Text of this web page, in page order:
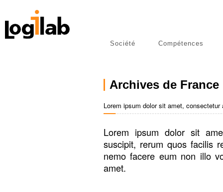
Société
Compétences
Archives de France
Lorem ipsum dolor sit amet, consectetur
Lorem ipsum dolor sit
suscipit, rerum quos facilis
nemo facere eum non illo
amet.